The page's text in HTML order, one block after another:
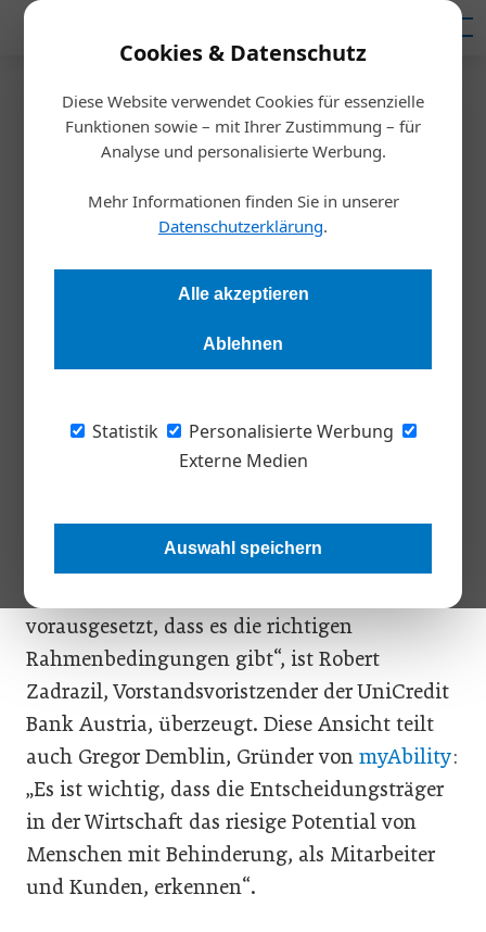
Cookies & Datenschutz
Diese Website verwendet Cookies für essenzielle
Funktionen sowie – mit Ihrer Zustimmung – für
Analyse und personalisierte Werbung.
Mehr Informationen finden Sie in unserer
Datenschutzerklärung.
Alle akzeptieren
Ablehnen
Statistik
Personalisierte Werbung
Externe Medien
Auswahl speichern
Startseite/Allgemein
The Valuable 500: Initiative zur
Inklusion von Menschen mit
Behinderung
setzt. UniCredit Bank Austria bringt die Initiative gemeinsam
mit myAbility nach Österreich.
„Menschen mit Behinderung können im
Arbeitsleben genauso produktiv und
erfolgreich sein wie alle anderen,
vorausgesetzt, dass es die richtigen
Rahmenbedingungen gibt“, ist Robert
Zadrazil, Vorstandsvoristzender der UniCredit
Bank Austria, überzeugt. Diese Ansicht teilt
auch Gregor Demblin, Gründer von myAbility:
„Es ist wichtig, dass die Entscheidungsträger
in der Wirtschaft das riesige Potential von
Menschen mit Behinderung, als Mitarbeiter
und Kunden, erkennen“.